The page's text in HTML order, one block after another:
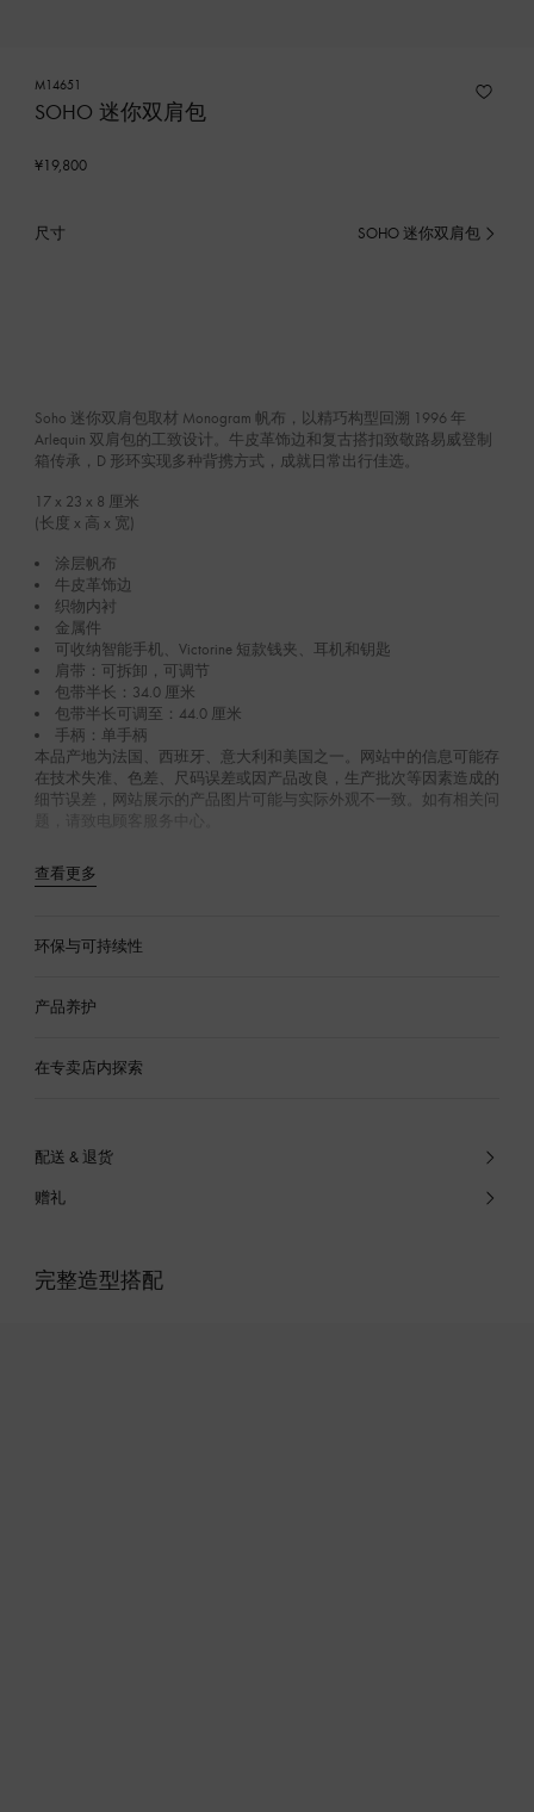
M14651
SOHO 迷你双肩包
¥19,800
尺寸 SOHO 迷你双肩包
已
Soho 迷你双肩包取材 Monogram 帆布，以精巧构型回溯 1996 年
Arlequin 双肩包的工致设计。牛皮革饰边和复古搭扣致敬路易威登制
箱传承，D 形环实现多种背携方式，成就日常出行佳选。
17 x 23 x 8 厘米
(长度 x 高 x 宽)
涂层帆布
牛皮革饰边
织物内衬
金属件
可收纳智能手机、Victorine 短款钱夹、耳机和钥匙
肩带：可拆卸，可调节
包带半长：34.0 厘米
包带半长可调至：44.0 厘米
手柄：单手柄
本品产地为法国、西班牙、意大利和美国之一。网站中的信息可能存
在技术失准、色差、尺码误差或因产品改良，生产批次等因素造成的
细节误差，网站展示的产品图片可能与实际外观不一致。如有相关问
题，请致电顾客服务中心。
查看更多
环保与可持续性
产品养护
在专卖店内探索
配送 & 退货
赠礼
完整造型搭配